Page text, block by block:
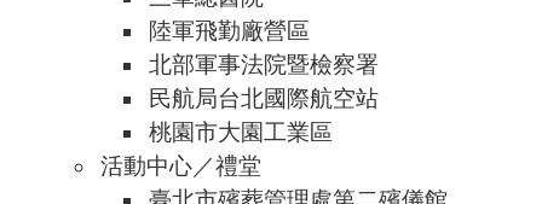
陸軍飛勤廠營區
北部軍事法院暨檢察署
民航局台北國際航空站
桃園市大園工業區
活動中心／禮堂